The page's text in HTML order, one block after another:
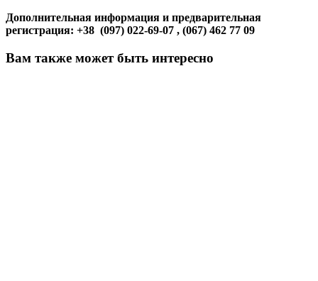
Дополнительная информация и предварительная
регистрация: +38 (097) 022-69-07 , (067) 462 77 09
Вам также может быть интересно